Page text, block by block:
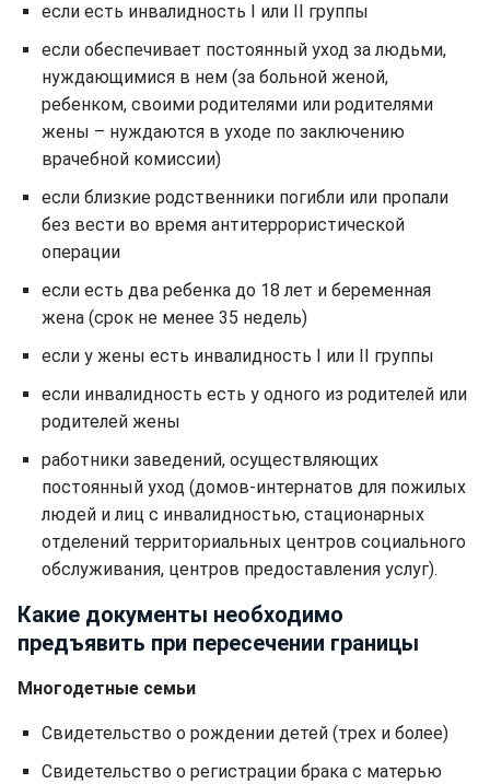
если есть инвалидность I или II группы
если обеспечивает постоянный уход за людьми,
нуждающимися в нем (за больной женой,
ребенком, своими родителями или родителями
жены – нуждаются в уходе по заключению
врачебной комиссии)
если близкие родственники погибли или пропали
без вести во время антитеррористической
операции
если есть два ребенка до 18 лет и беременная
жена (срок не менее 35 недель)
если у жены есть инвалидность I или II группы
если инвалидность есть у одного из родителей или
родителей жены
работники заведений, осуществляющих
постоянный уход (домов-интернатов для пожилых
людей и лиц с инвалидностью, стационарных
отделений территориальных центров социального
обслуживания, центров предоставления услуг).
Какие документы необходимо
предъявить при пересечении границы
Многодетные семьи
Свидетельство о рождении детей (трех и более)
Свидетельство о регистрации брака с матерью